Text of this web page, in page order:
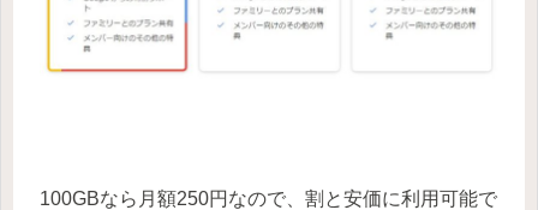
100GBなら月額250円なので、割と安価に利用可能で